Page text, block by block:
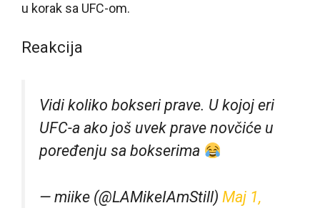
u korak sa UFC-om.
Reakcija
Vidi koliko bokseri prave. U kojoj eri
UFC-a ako još uvek prave novčiće u
poređenju sa bokserima
— miike (@LAMikeIAmStill) Maj 1,